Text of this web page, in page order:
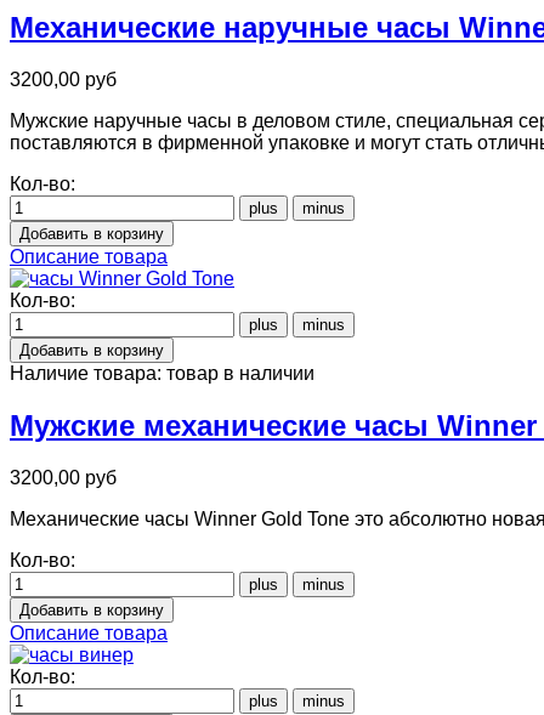
Механические наручные часы
3200,00 руб
Мужские наручные часы в деловом стиле, специальная
поставляются в фирменной упаковке и могут стать
Кол-во:
Описание товара
Кол-во:
Наличие товара: товар в наличии
Мужские механические часы
3200,00 руб
Механические часы Winner Gold Tone это абсолютно
Кол-во:
Описание товара
Кол-во: